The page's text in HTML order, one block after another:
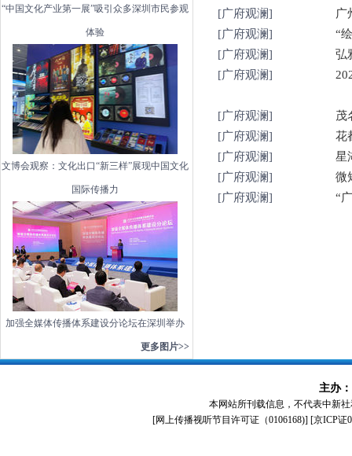
“中国文化产业第一展”吸引众多深圳市民参观
体验
文博会观察：文化出口“新三样”展现中国文化
国际传播力
加强全媒体传播体系建设分论坛在深圳举办
更多图片>>
[广府观澜]
广
[广府观澜]
“
[广府观澜]
弘
[广府观澜]
[广府观澜]
茂
[广府观澜]
花
[广府观澜]
星
[广府观澜]
微
[广府观澜]
“
主办
本网站所刊载信息，不代表中新
[网上传播视听节目许可证（0106168)] [京ICP证